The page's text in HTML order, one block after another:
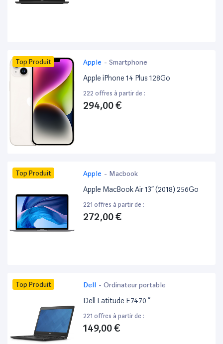
Top Produit Apple - Smartphone
Apple iPhone 14 Plus 128Go
222 offres à partir de :
294,00 €
Top Produit Apple - Macbook
Apple MacBook Air 13” (2018) 256Go
221 offres à partir de :
272,00 €
Top Produit Dell - Ordinateur portable
Dell Latitude E7470 ”
221 offres à partir de :
149,00 €